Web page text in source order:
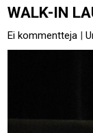
WALK-IN
Ei kommentteja |